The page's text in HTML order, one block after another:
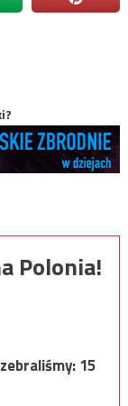
Polonia!
15